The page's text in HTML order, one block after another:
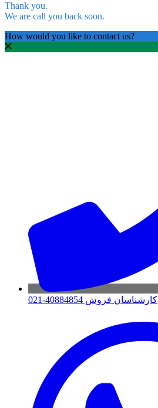
Thank you.
We are call you back soon.
How would you like to contact us?
کارشناسان فروش 40884854-021